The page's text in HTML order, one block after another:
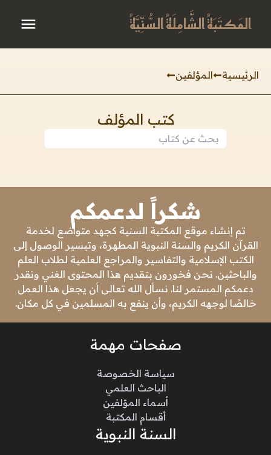
المَكتَبَةُ الشَّامِلَةُ السُّنِّيَّةُ
الرئيسية المؤلفين
كتب المؤلف
شكراً لدعمكم
تم إنشاء موقع المكتبة السنية كجهد متواضع لخدمة
القرآن الكريم والسنة النبوية المطهرة، وتيسير الوصول إلى
الكتب الإسلامية والتفاسير والمراجع العلمية لطلاب العلم
والباحثين. نحن فخورون بتقديم هذا المحتوى الغني ونقدر
دعمكم المستمر لنا. نسأل الله تعالى أن يجعل هذا العمل
خالصًا لوجهه الكريم، وأن ينفع به المسلمين في كل مكان.
صفحات مهمة
سياسة الخصوصة
الباحث العلمي
أسماء المؤلفين
أقسام المكتبة
السنة النبوية